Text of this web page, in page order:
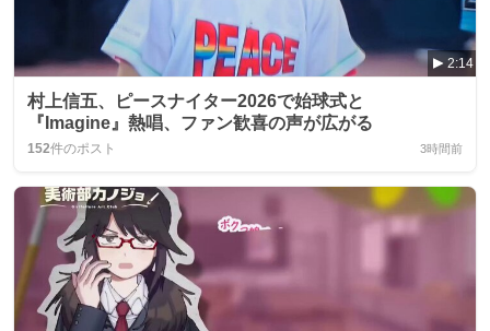
2:14
村上信五、ピースナイター2026で始球式と
『Imagine』熱唱、ファン歓喜の声が広がる
152件のポスト 3時間前